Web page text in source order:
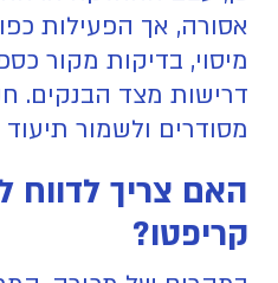
אסורה, אך הפעילות
מיסוי, בדיקות מקור
דרישות מצד הבנקים.
מסודרים ולשמור
האם צריך
קריפטו?